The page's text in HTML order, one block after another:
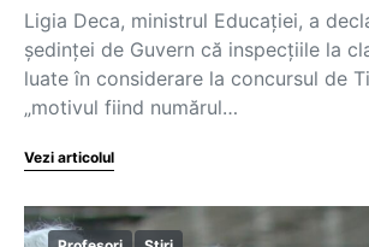
Ligia Deca, ministrul Educației, a
ședinței de Guvern că inspecțiile la
luate în considerare la concursul de
„motivul fiind numărul…
Vezi articolul